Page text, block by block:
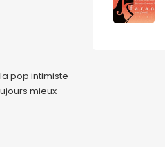
pop intimiste
mieux